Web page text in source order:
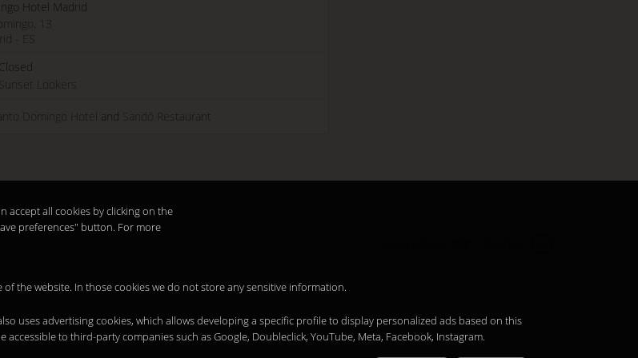
Hotel Madrid
13
Sunset Lookers
Domingo Hotel and Sandó Restaurant
accept all cookies by clicking on the
preferences" button. For more
the website. In those cookies we do not store any sensitive information.
uses advertising cookies, which allows developing a specific profile to display personalized ads based on this
to third-party companies such as Google, Doubleclick, YouTube, Meta, Facebook, Instagram.